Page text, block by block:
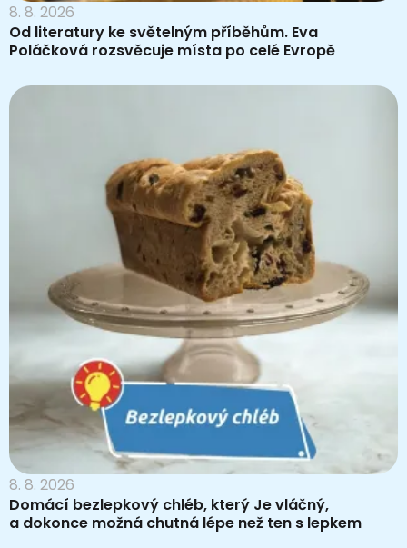
8. 8. 2026
Od literatury ke světelným příběhům. Eva
Poláčková rozsvěcuje místa po celé Evropě
8. 8. 2026
Domácí bezlepkový chléb, který Je vláčný,
a dokonce možná chutná lépe než ten s lepkem